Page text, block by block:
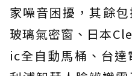
家噪音困擾，其餘
玻璃氣密窗、日本
ic全自動馬桶、台